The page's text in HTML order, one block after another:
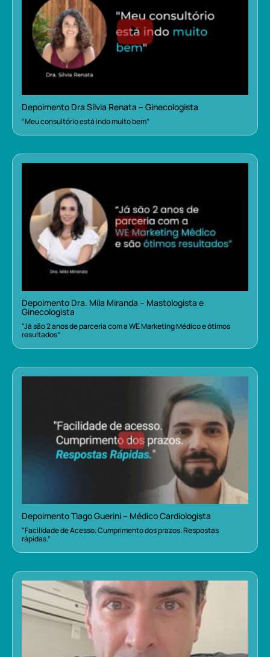
Depoimento Dra Sílvia Renata – Ginecologista
“Meu consultório está indo muito bem”
Depoimento Dra. Mila Miranda – Mastologista e
Ginecologista
“Já são 2 anos de parceria com a WE Marketing Médico e ótimos
resultados”
Depoimento Tiago Guerini – Médico Cardiologista
“Facilidade de Acesso. Cumprimento dos prazos. Respostas
rápidas.”